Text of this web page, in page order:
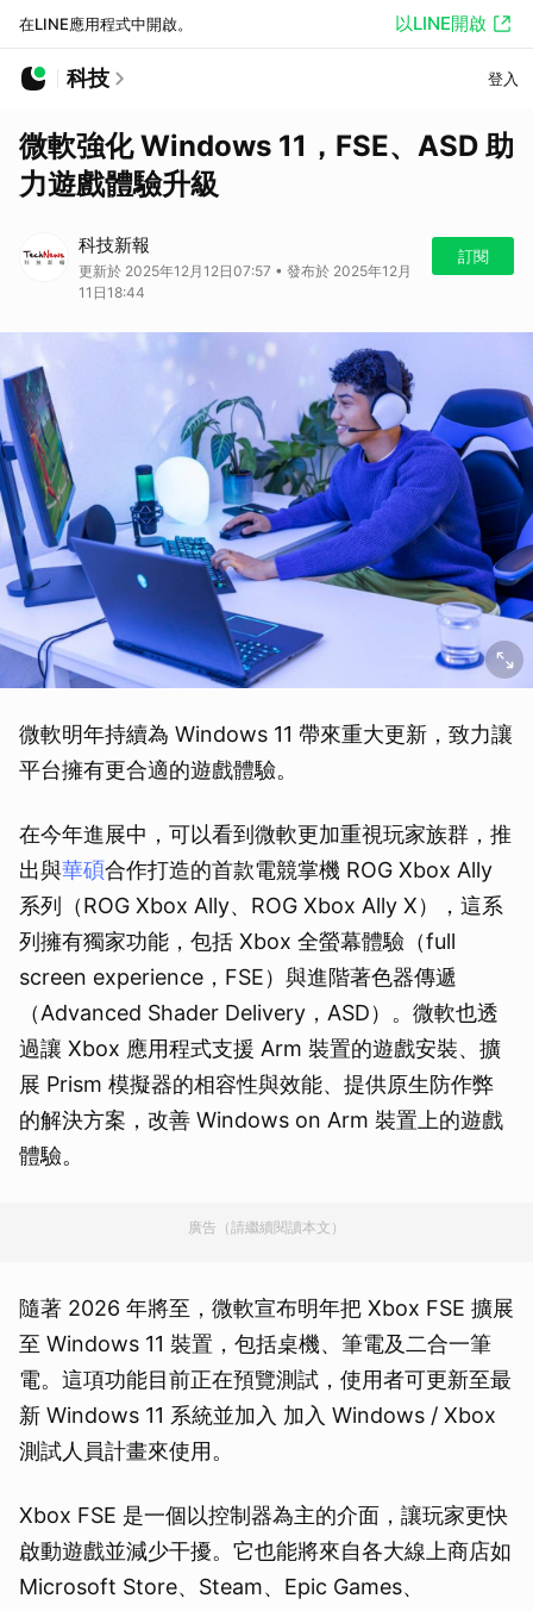
在LINE應用程式中開啟。 以LINE開啟
科技 登入
微軟強化 Windows 11，FSE、ASD 助
力遊戲體驗升級
科技新報
更新於 2025年12月12日07:57 • 發布於 2025年12月
11日18:44
訂閱
微軟明年持續為 Windows 11 帶來重大更新，致力讓
平台擁有更合適的遊戲體驗。
在今年進展中，可以看到微軟更加重視玩家族群，推
出與華碩合作打造的首款電競掌機 ROG Xbox Ally
系列（ROG Xbox Ally、ROG Xbox Ally X），這系
列擁有獨家功能，包括 Xbox 全螢幕體驗（full
screen experience，FSE）與進階著色器傳遞
（Advanced Shader Delivery，ASD）。微軟也透
過讓 Xbox 應用程式支援 Arm 裝置的遊戲安裝、擴
展 Prism 模擬器的相容性與效能、提供原生防作弊
的解決方案，改善 Windows on Arm 裝置上的遊戲
體驗。
廣告（請繼續閱讀本文）
隨著 2026 年將至，微軟宣布明年把 Xbox FSE 擴展
至 Windows 11 裝置，包括桌機、筆電及二合一筆
電。這項功能目前正在預覽測試，使用者可更新至最
新 Windows 11 系統並加入 加入 Windows / Xbox
測試人員計畫來使用。
Xbox FSE 是一個以控制器為主的介面，讓玩家更快
啟動遊戲並減少干擾。它也能將來自各大線上商店如
Microsoft Store、Steam、Epic Games、